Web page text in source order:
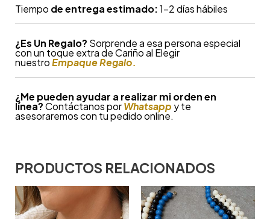
Tiempo de entrega estimado:1-2 días hábiles
¿Es Un Regalo? Sorprende a esa persona especial
con un toque extra de Cariño al Elegir
nuestroEmpaque Regalo.
¿Me pueden ayudar a realizar mi orden en
línea?Contáctanos por Whatsapp y te
asesoraremos con tu pedido online.
PRODUCTOS RELACIONADOS